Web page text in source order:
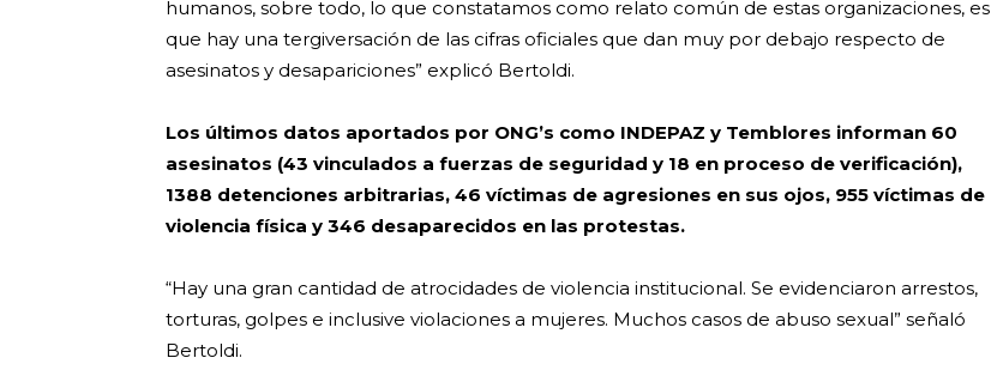
humanos, sobre todo, lo que constatamos como relato común de estas organizaciones, es
que hay una tergiversación de las cifras oficiales que dan muy por debajo respecto de
asesinatos y desapariciones” explicó Bertoldi.
Los últimos datos aportados por ONG’s como INDEPAZ y Temblores informan 60
asesinatos (43 vinculados a fuerzas de seguridad y 18 en proceso de verificación),
1388 detenciones arbitrarias, 46 víctimas de agresiones en sus ojos, 955 víctimas de
violencia física y 346 desaparecidos en las protestas.
“Hay una gran cantidad de atrocidades de violencia institucional. Se evidenciaron arrestos,
torturas, golpes e inclusive violaciones a mujeres. Muchos casos de abuso sexual” señaló
Bertoldi.